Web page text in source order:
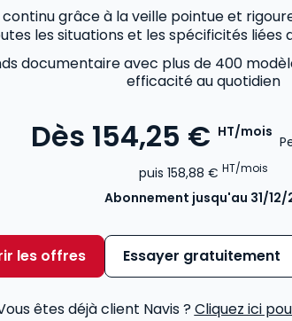
continu grâce à la veille pointue et
les situations et les spécificités liées
documentaire avec plus de 400
efficacité au quotidien
Dès 154,25 € HT/mois
puis 158,88 € HT/mois
Abonnement jusqu'au 31/12/
les offres Essayer gratuitement
êtes déjà client Navis ?Cliquez ici